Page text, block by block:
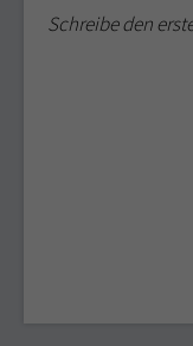
Schreibe den